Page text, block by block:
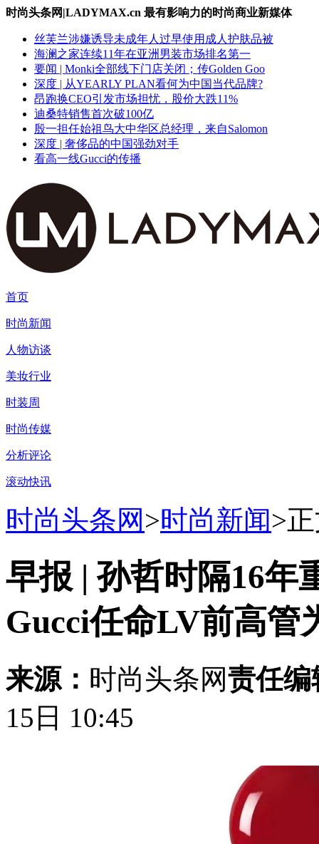
时尚头条网|LADYMAX.cn 最有影响力的时尚商业新媒体
丝芙兰涉嫌诱导未成年人过早使用成人护肤品被
海澜之家连续11年在亚洲男装市场排名第一
要闻 | Monki全部线下门店关闭；传Golden Goo
深度 | 从YEARLY PLAN看何为中国当代品牌?
昂跑换CEO引发市场担忧，股价大跌11%
迪桑特销售首次破100亿
殷一担任始祖鸟大中华区总经理，来自Salomon
深度 | 奢侈品的中国强劲对手
看高一线Gucci的传播
首页
时尚新闻
人物访谈
美妆行业
时装周
时尚传媒
分析评论
滚动快讯
时尚头条网 >时尚新闻>
早报 | 孙哲时隔16年
Gucci任命LV前高管
来源： 时尚头条网责任编
15日 10:45